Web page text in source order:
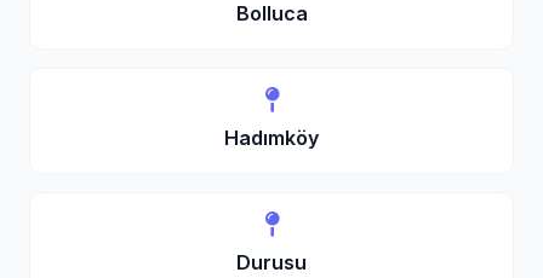
Bolluca
Hadımköy
Durusu